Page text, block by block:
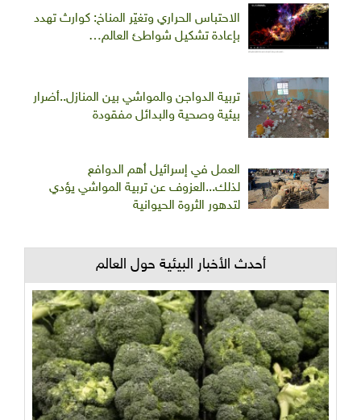
الاحتباس الحراري وتغيّر المناخ: كوارث تهدد
بإعادة تشكيل شواطئ العالم…
تربية الدواجن والمواشي بين المنازل..أضرار
بيئية وصحية والبدائل مفقودة
العمل في إسرائيل أهم الدوافع
لذلك...العزوف عن تربية المواشي يؤدي
لتدهور الثروة الحيوانية
أحدث الأخبار البيئية حول العالم